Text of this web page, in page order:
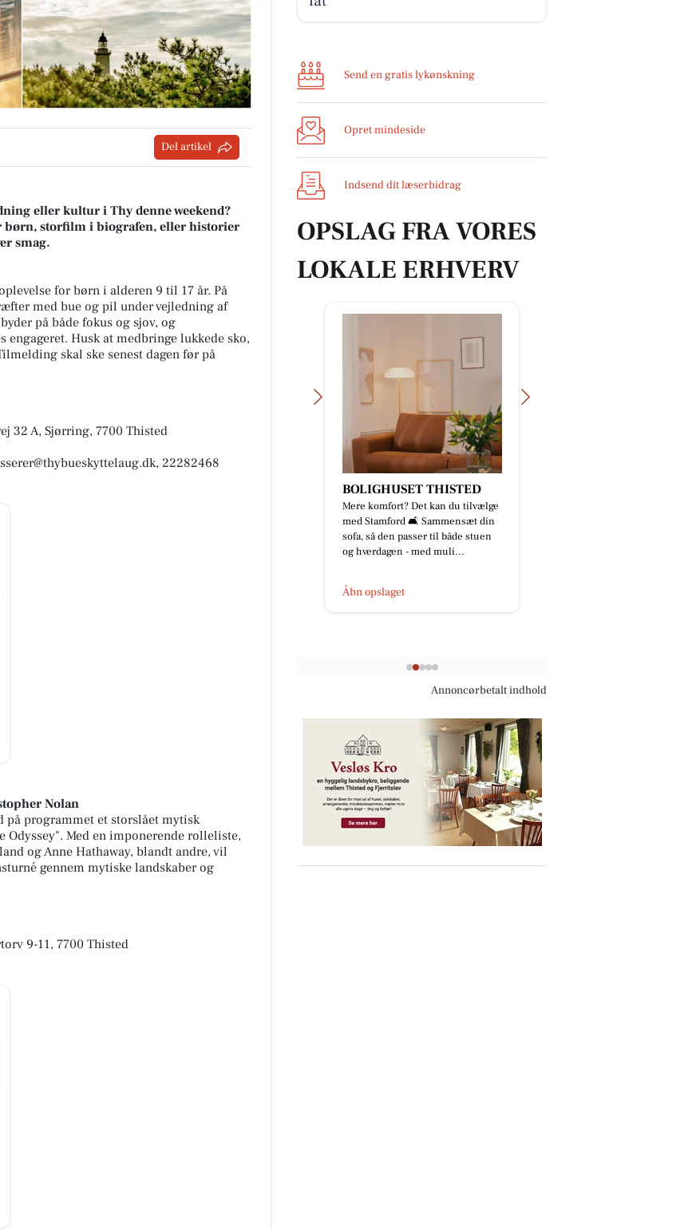
Del artikel
eller kultur i Thy denne weekend?
børn, storfilm i biografen, eller historier
smag.
for børn i alderen 9 til 17 år. På
med bue og pil under vejledning af
på både fokus og sjov, og
engageret. Husk at medbringe lukkede sko,
skal ske senest dagen før på
32 A, Sjørring, 7700 Thisted
22282468
Nolan
på programmet et storslået mytisk
Odyssey". Med en imponerende rolleliste,
og Anne Hathaway, blandt andre, vil
gennem mytiske landskaber og
9-11, 7700 Thisted
Send en gratis lykønskning
Opret mindeside
Indsend dit læserbidrag
OPSLAG FRA VORES
LOKALE ERHVERV
BOLIGHUSET THISTED
Mere komfort? Det kan du tilvælge
med Stamford 🛋️ Sammensæt din
sofa, så den passer til både stuen
og hverdagen - med muli...
Åbn opslaget
Annoncørbetalt indhold